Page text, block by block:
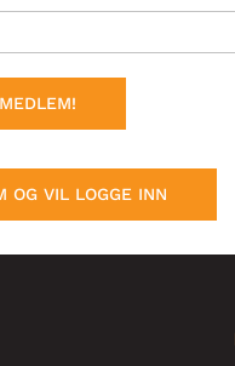
OG VIL LOGGE INN